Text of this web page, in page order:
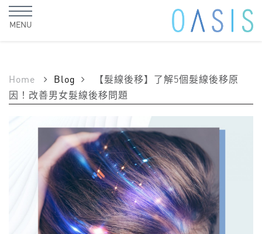
MENU
Home Blog
【髮線後移】了解5個髮線後移原
因！改善男女髮線後移問題